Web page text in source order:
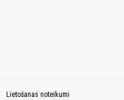
Lietošanas noteikumi